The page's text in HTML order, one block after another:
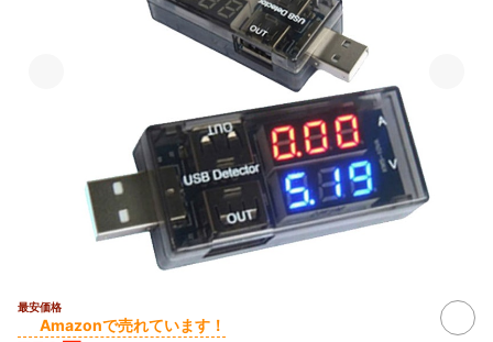
最安価格
Amazonで売れています！